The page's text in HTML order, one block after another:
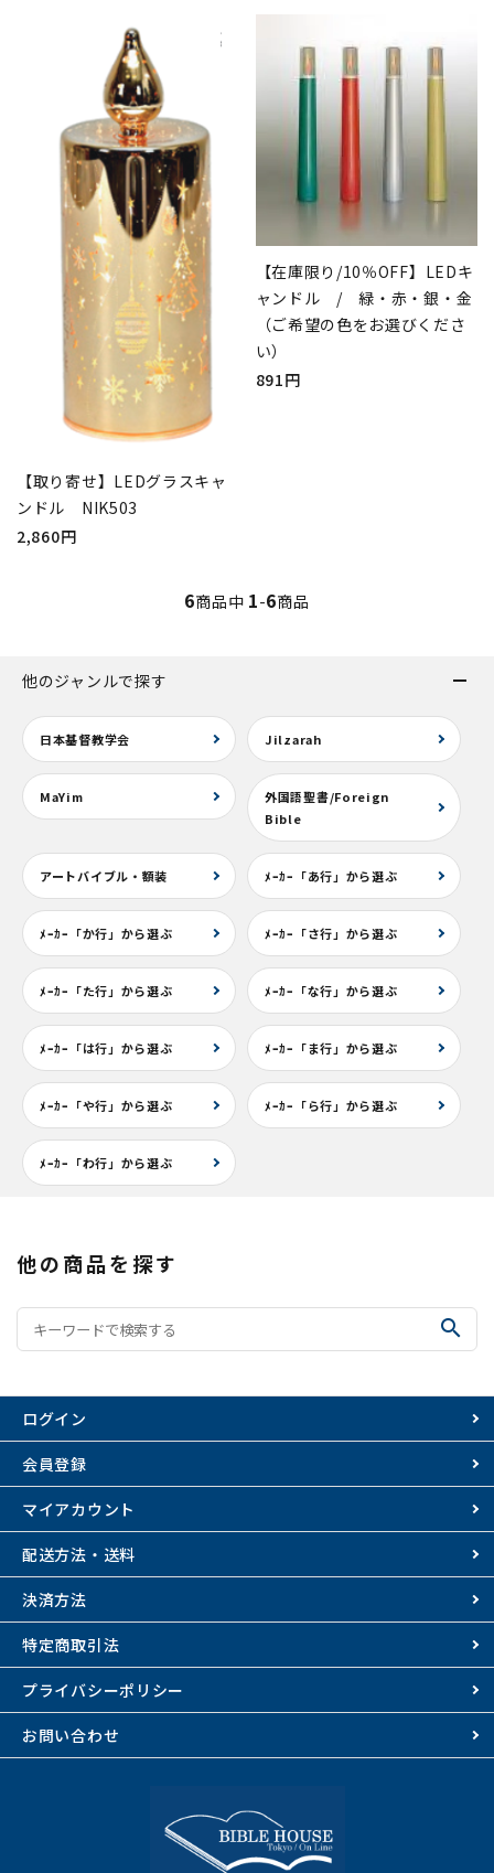
【取り寄せ】LEDグラスキャ
ンドル NIK503
2,860円
【在庫限り/10％OFF】LEDキ
ャンドル / 緑・赤・銀・金
（ご希望の色をお選びくださ
い）
891円
6商品中 1-6商品
他のジャンルで探す
日本基督教学会 Jilzarah
MaYim
外国語聖書/Foreign
Bible
アートバイブル・額装 ﾒｰｶｰ「あ行」から選ぶ
ﾒｰｶｰ「か行」から選ぶ ﾒｰｶｰ「さ行」から選ぶ
ﾒｰｶｰ「た行」から選ぶ ﾒｰｶｰ「な行」から選ぶ
ﾒｰｶｰ「は行」から選ぶ ﾒｰｶｰ「ま行」から選ぶ
ﾒｰｶｰ「や行」から選ぶ ﾒｰｶｰ「ら行」から選ぶ
ﾒｰｶｰ「わ行」から選ぶ
他の商品を探す
search
ログイン
会員登録
マイアカウント
配送方法・送料
決済方法
特定商取引法
プライバシーポリシー
お問い合わせ